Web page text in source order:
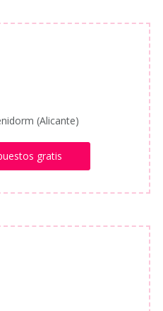
(Alicante)
gratis